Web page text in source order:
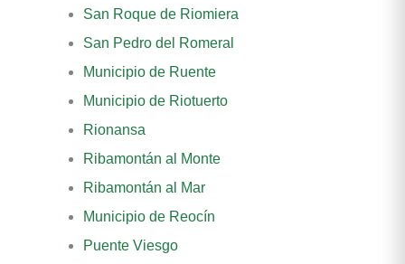
San Roque de Riomiera
San Pedro del Romeral
Municipio de Ruente
Municipio de Riotuerto
Rionansa
Ribamontán al Monte
Ribamontán al Mar
Municipio de Reocín
Puente Viesgo